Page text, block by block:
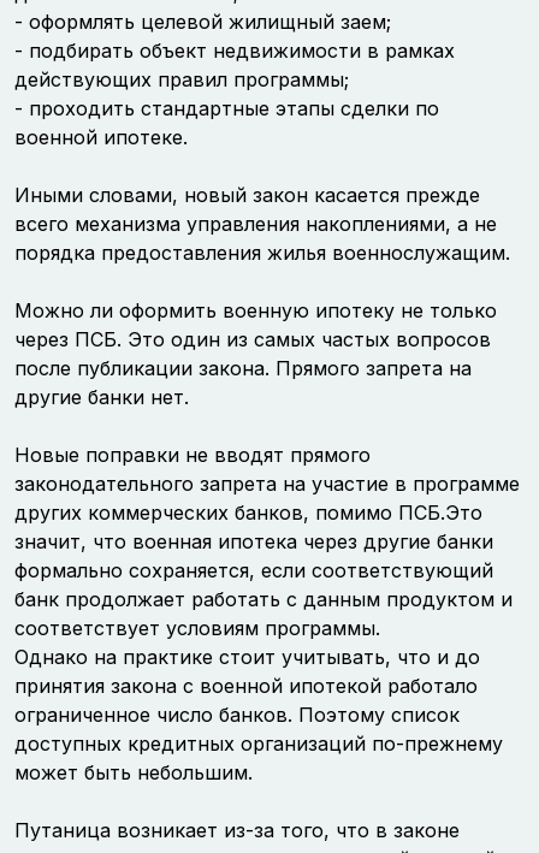
- оформлять целевой жилищный заем;
- подбирать объект недвижимости в рамках
действующих правил программы;
- проходить стандартные этапы сделки по
военной ипотеке.
Иными словами, новый закон касается прежде
всего механизма управления накоплениями, а не
порядка предоставления жилья военнослужащим.
Можно ли оформить военную ипотеку не только
через ПСБ. Это один из самых частых вопросов
после публикации закона. Прямого запрета на
другие банки нет.
Новые поправки не вводят прямого
законодательного запрета на участие в программе
других коммерческих банков, помимо ПСБ.Это
значит, что военная ипотека через другие банки
формально сохраняется, если соответствующий
банк продолжает работать с данным продуктом и
соответствует условиям программы.
Однако на практике стоит учитывать, что и до
принятия закона с военной ипотекой работало
ограниченное число банков. Поэтому список
доступных кредитных организаций по-прежнему
может быть небольшим.
Путаница возникает из-за того, что в законе